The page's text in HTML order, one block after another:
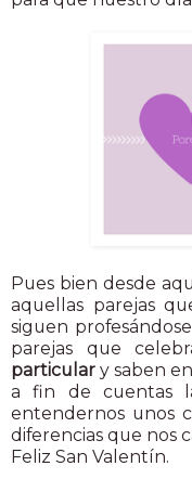
Pues bien desde
aquellas parejas
siguen
parejas que
particular y saben
a fin de cuentas
entendernos unos
diferencias que nos
Feliz San Valentín.